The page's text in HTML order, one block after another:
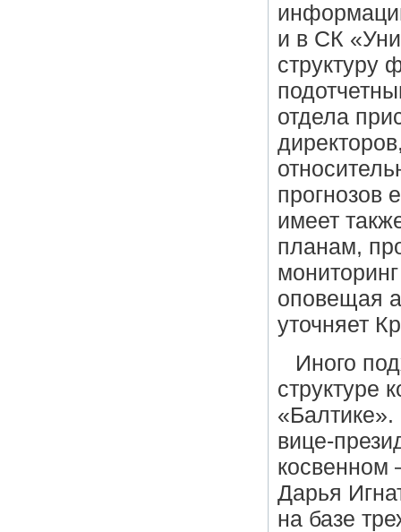
и в СК
структуру
отдела
прогнозов
имеет
планам,
оповещая
уточняет
Иного
структуре
вице-
косвенном
Дарья
на базе